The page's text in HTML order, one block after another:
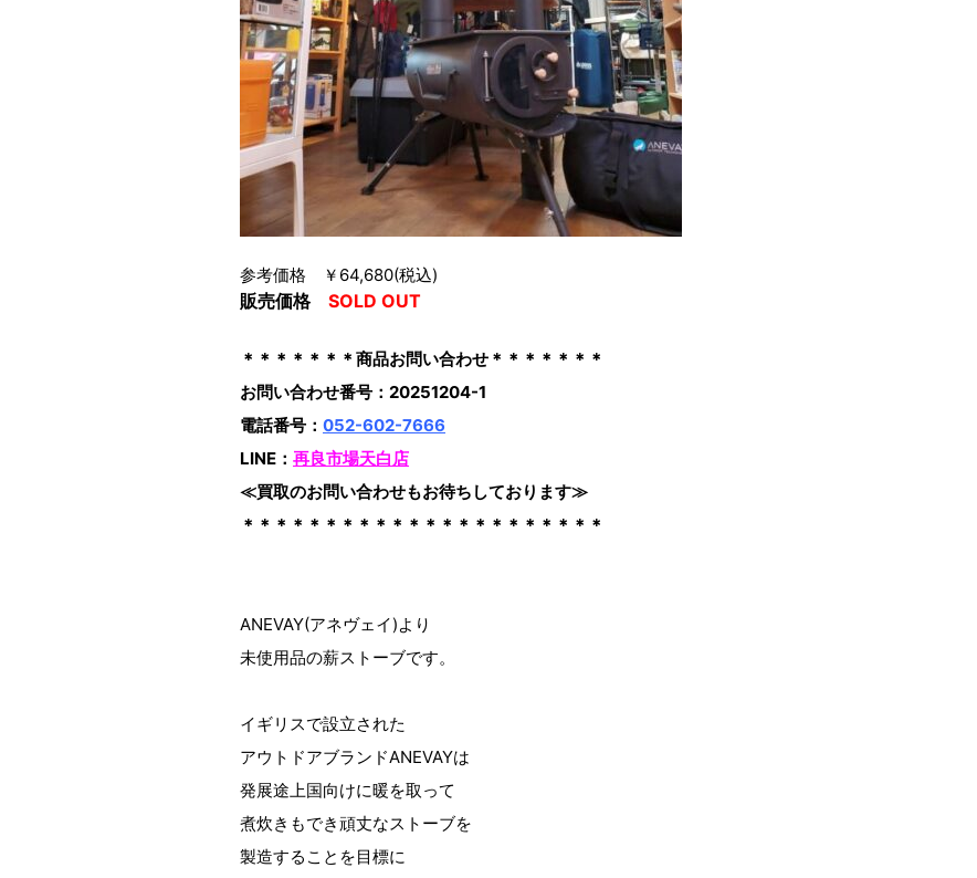
参考価格 ￥64,680(税込)
販売価格 SOLD OUT
＊＊＊＊＊＊＊商品お問い合わせ＊＊＊＊＊＊＊
お問い合わせ番号：20251204-1
電話番号： 052-602-7666
LINE： 再良市場天白店
≪買取のお問い合わせもお待ちしております≫
＊＊＊＊＊＊＊＊＊＊＊＊＊＊＊＊＊＊＊＊＊＊
ANEVAY(アネヴェイ)より
未使用品の薪ストーブです。
イギリスで設立された
アウトドアブランドANEVAYは
発展途上国向けに暖を取って
煮炊きもでき頑丈なストーブを
製造することを目標に